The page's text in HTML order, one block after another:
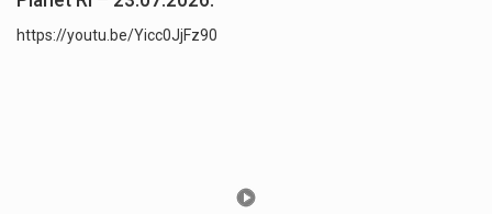
https://youtu.be/Yicc0JjFz90